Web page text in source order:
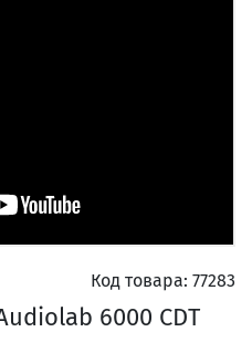
Код товара: 77283
6000 CDT